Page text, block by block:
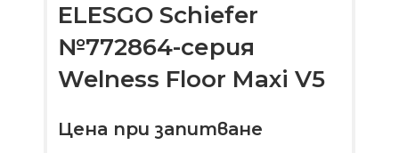
ELESGO Schiefer
№772864-серия
Welness Floor Maxi V5
Цена при запитване